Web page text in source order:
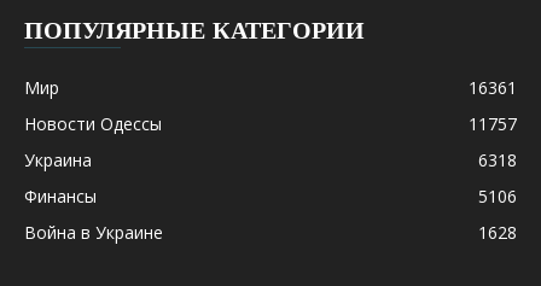
ПОПУЛЯРНЫЕ КАТЕГОРИИ
Мир
16361
Новости Одессы
11757
Украина
6318
Финансы
5106
Война в Украине
1628